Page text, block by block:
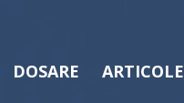
DOSARE ARTICOLE